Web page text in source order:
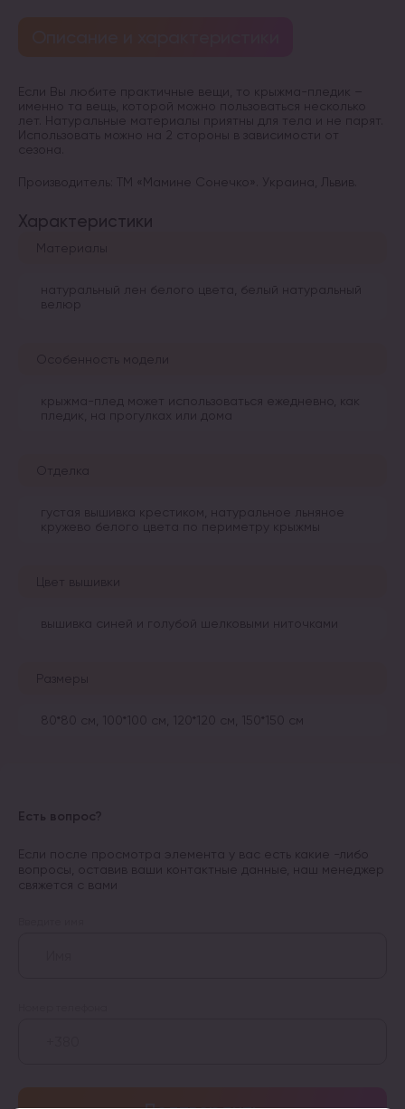
Если Вы любите практичные вещи, то крыжма-пледик –
именно та вещь, которой можно пользоваться несколько
лет. Натуральные материалы приятны для тела и не парят.
Использовать можно на 2 стороны в зависимости от
сезона.
Производитель: ТМ «Мамине Сонечко». Украина, Львив.
Характеристики
Материалы
натуральный лен белого цвета, белый натуральный
Особенность модели
крыжма-плед может использоваться ежедневно, как
пледик, на прогулках или дома
Отделка
густая вышивка крестиком, натуральное льняное
кружево белого цвета по периметру крыжмы
Цвет вышивки
вышивка синей и голубой шелковыми ниточками
Размеры
80*80 см, 100*100 см, 120*120 см, 150*150 см
Есть вопрос?
Если после просмотра элемента у вас есть какие -либо
вопросы, оставив ваши контактные данные, наш менеджер
свяжется с вами